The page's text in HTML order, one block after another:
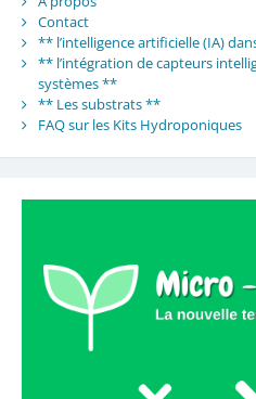
Contact
** l’intelligence artificielle (IA)
** l’intégration de capteurs
systèmes **
** Les substrats **
FAQ sur les Kits Hydroponiques